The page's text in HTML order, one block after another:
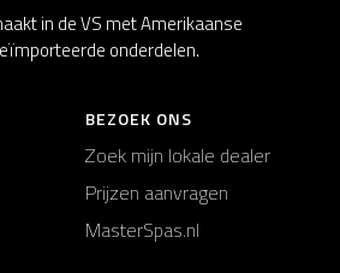
in de VS met Amerikaanse
onderdelen.
BEZOEK ONS
Zoek mijn lokale dealer
Prijzen aanvragen
MasterSpas.nl